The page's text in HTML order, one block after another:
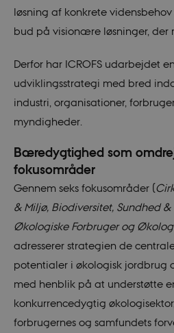
løsning af konkrete
bud på visionære løsninger, der
Derfor har ICROFS udarbejdet
udviklingsstrategi med bred
industri, organisationer,
myndigheder.
Bæredygtighed som
fokusområder
Gennem seks fokusområder (
& Miljø, Biodiversitet, Sundhed
Økologiske Forbruger og
adresserer strategien de
potentialer i økologisk jordbrug
med henblik på at understøtte
konkurrencedygtig
forbrugernes og samfundets